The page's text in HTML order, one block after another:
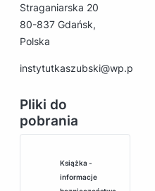
Straganiarska 20
80-837 Gdańsk,
Polska
instytutkaszubski@wp.pl
Pliki do
pobrania
Książka -
informacje